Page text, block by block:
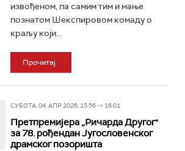
извођеном, па самим тим и мање
познатом Шекспировом комаду о
краљу који...
Прочитај
СУБОТА, 04. АПР 2026, 15:56 -> 16:01
Претпремијера „Ричарда Другог"
за 78. рођендан Југословенског
драмског позоришта